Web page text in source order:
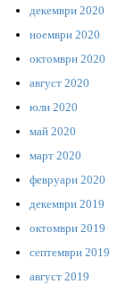
декември 2020
ноември 2020
октомври 2020
август 2020
юли 2020
май 2020
март 2020
февруари 2020
декември 2019
октомври 2019
септември 2019
август 2019